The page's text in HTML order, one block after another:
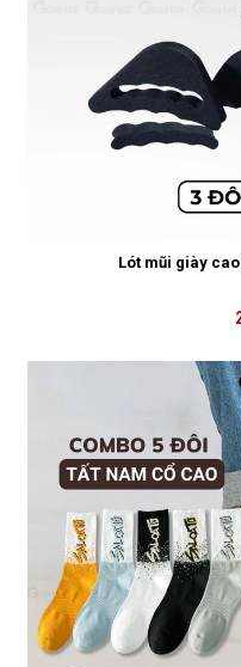
Lót mũi giày